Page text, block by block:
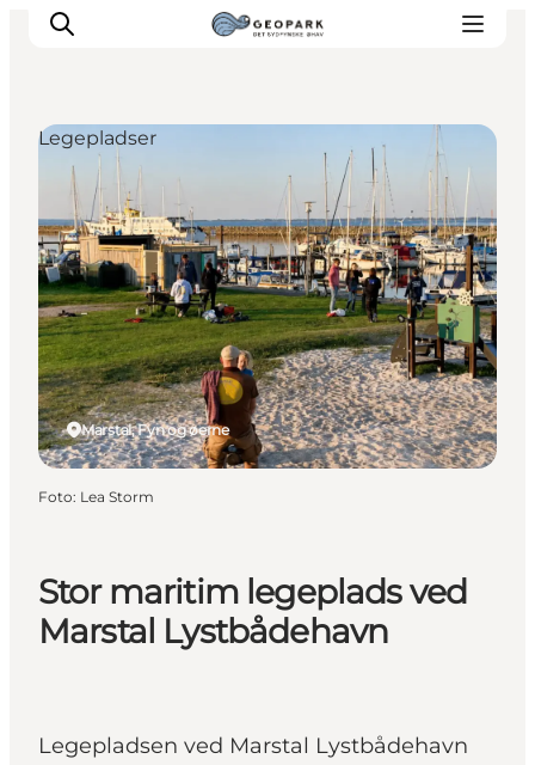
Stor maritim legeplads ved
Marstal Lystbådehavn
Legepladsen ved Marstal Lystbådehavn
Marstal, Fyn og øerne
Legepladser
Foto: Lea Storm